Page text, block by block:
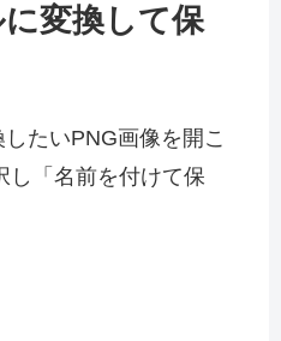
変換して保
たいPNG画像を開こ
し「名前を付けて保